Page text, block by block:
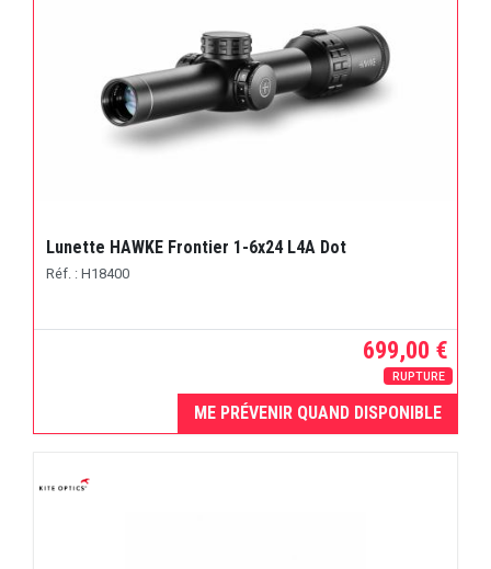
Lunette HAWKE Frontier 1-6x24 L4A Dot
Réf. : H18400
699,00 €
RUPTURE
ME PRÉVENIR QUAND DISPONIBLE